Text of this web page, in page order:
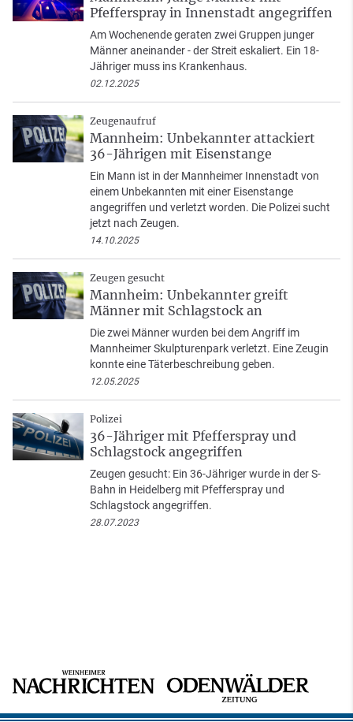
Pfefferspray in Innenstadt angegriffen
Am Wochenende geraten zwei Gruppen junger
Männer aneinander - der Streit eskaliert. Ein 18-
Jähriger muss ins Krankenhaus.
02.12.2025
Zeugenaufruf
Mannheim: Unbekannter attackiert
36-Jährigen mit Eisenstange
Ein Mann ist in der Mannheimer Innenstadt von
einem Unbekannten mit einer Eisenstange
angegriffen und verletzt worden. Die Polizei sucht
jetzt nach Zeugen.
14.10.2025
Zeugen gesucht
Mannheim: Unbekannter greift
Männer mit Schlagstock an
Die zwei Männer wurden bei dem Angriff im
Mannheimer Skulpturenpark verletzt. Eine Zeugin
konnte eine Täterbeschreibung geben.
12.05.2025
Polizei
36-Jähriger mit Pfefferspray und
Schlagstock angegriffen
Zeugen gesucht: Ein 36-Jähriger wurde in der S-
Bahn in Heidelberg mit Pfefferspray und
Schlagstock angegriffen.
28.07.2023